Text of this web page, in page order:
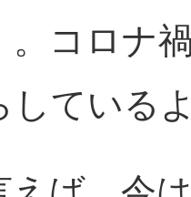
。コロナ
している